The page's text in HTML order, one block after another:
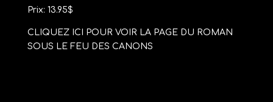
Prix: 13.95$
CLIQUEZ ICI POUR VOIR LA PAGE DU ROMAN
SOUS LE FEU DES CANONS